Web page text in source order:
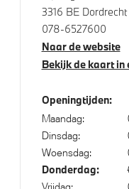
BMW Iconic Glow
LED achterlichten
M Hoogglans
20/21 inch LM
Midnight Grey
3316 BE Dordrecht
078-6527600
Naar de website
Bekijk de kaart in
Openingtijden:
Maandag:
Dinsdag:
Woensdag:
Donderdag:
Vrijdag: